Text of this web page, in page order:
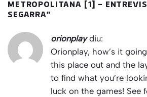
METROPOLITANA [1] –
SEGARRA”
orionplay diu:
Orionplay, how’s it
this place out and the
to find what you’re
luck on the games! See